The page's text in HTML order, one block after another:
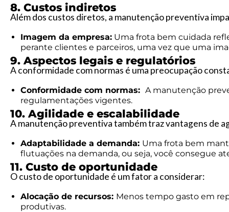
8. Custos indiretos
Além dos custos diretos, a manutenção preventiva
Imagem da empresa: Uma frota bem cuidada
perante clientes e parceiros, uma vez que uma
9. Aspectos legais e regulatórios
A conformidade com normas é uma preocupação
Conformidade com normas: A manutenção
regulamentações vigentes.
10. Agilidade e escalabilidade
A manutenção preventiva também traz vantagens de
Adaptabilidade a demanda: Uma frota bem
flutuações na demanda, ou seja, você consegue
11. Custo de oportunidade
O custo de oportunidade é um fator a considerar:
Alocação de recursos: Menos tempo gasto em
produtivas.